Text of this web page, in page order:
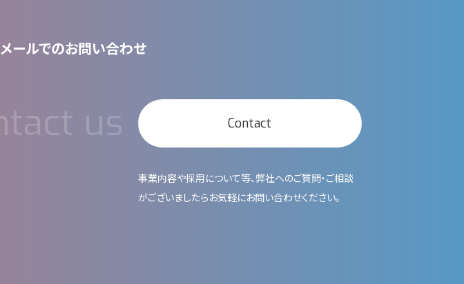
メールでのお問い合わせ
Contact
事業内容や採用について等、弊社へのご質問・ご相談
がございましたらお気軽にお問い合わせください。